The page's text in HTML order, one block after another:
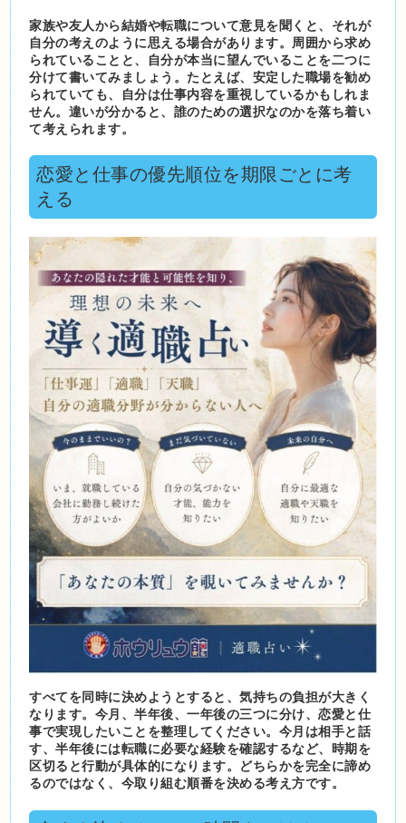
家族や友人から結婚や転職について意見を聞くと、それが
自分の考えのように思える場合があります。周囲から求め
られていることと、自分が本当に望んでいることを二つに
分けて書いてみましょう。たとえば、安定した職場を勧め
られていても、自分は仕事内容を重視しているかもしれま
せん。違いが分かると、誰のための選択なのかを落ち着い
て考えられます。
恋愛と仕事の優先順位を期限ごとに考
える
すべてを同時に決めようとすると、気持ちの負担が大きく
なります。今月、半年後、一年後の三つに分け、恋愛と仕
事で実現したいことを整理してください。今月は相手と話
す、半年後には転職に必要な経験を確認するなど、時期を
区切ると行動が具体的になります。どちらかを完全に諦め
るのではなく、今取り組む順番を決める考え方です。